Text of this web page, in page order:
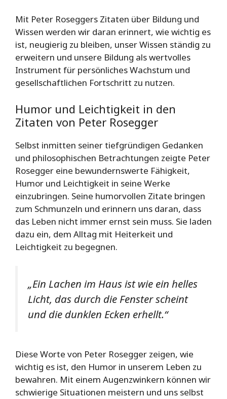
Mit Peter Roseggers Zitaten über Bildung und
Wissen werden wir daran erinnert, wie wichtig es
ist, neugierig zu bleiben, unser Wissen ständig zu
erweitern und unsere Bildung als wertvolles
Instrument für persönliches Wachstum und
gesellschaftlichen Fortschritt zu nutzen.
Humor und Leichtigkeit in den
Zitaten von Peter Rosegger
Selbst inmitten seiner tiefgründigen Gedanken
und philosophischen Betrachtungen zeigte Peter
Rosegger eine bewundernswerte Fähigkeit,
Humor und Leichtigkeit in seine Werke
einzubringen. Seine humorvollen Zitate bringen
zum Schmunzeln und erinnern uns daran, dass
das Leben nicht immer ernst sein muss. Sie laden
dazu ein, dem Alltag mit Heiterkeit und
Leichtigkeit zu begegnen.
„Ein Lachen im Haus ist wie ein helles
Licht, das durch die Fenster scheint
und die dunklen Ecken erhellt.“
Diese Worte von Peter Rosegger zeigen, wie
wichtig es ist, den Humor in unserem Leben zu
bewahren. Mit einem Augenzwinkern können wir
schwierige Situationen meistern und uns selbst